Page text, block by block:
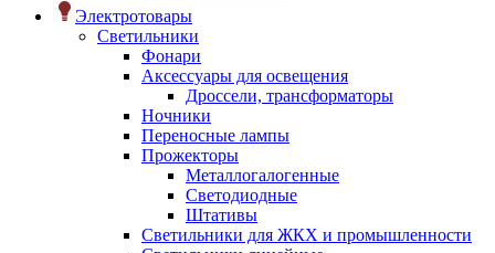
Электротовары
Светильники
Фонари
Аксессуары для освещения
Дроссели, трансформаторы
Ночники
Переносные лампы
Прожекторы
Металлогалогенные
Светодиодные
Штативы
Светильники для ЖКХ и промышленности